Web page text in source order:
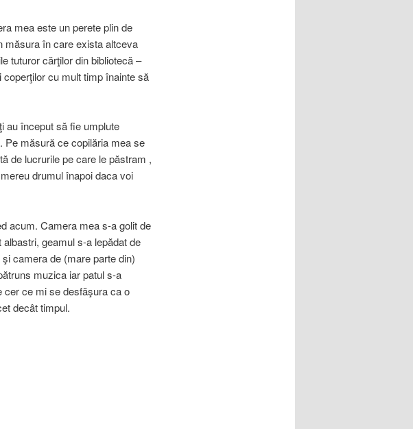
mea este un perete plin de
măsura în care exista altceva
tuturor cărţilor din bibliotecă –
cu mult timp înainte să
au început să fie umplute
Pe măsură ce copilăria mea se
de lucrurile pe care le păstram ,
drumul înapoi daca voi
acum. Camera mea s-a golit de
geamul s-a lepădat de
camera de (mare parte din)
muzica iar patul s-a
cer ce mi se desfăşura ca o
decât timpul.